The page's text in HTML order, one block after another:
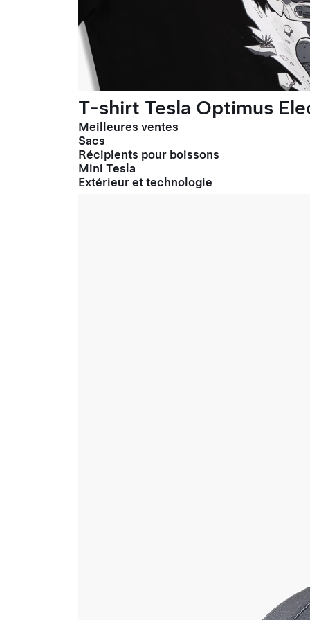
T-shirt Tesla Optimus
Meilleures ventes
Sacs
Récipients pour boissons
Mini Tesla
Extérieur et technologie